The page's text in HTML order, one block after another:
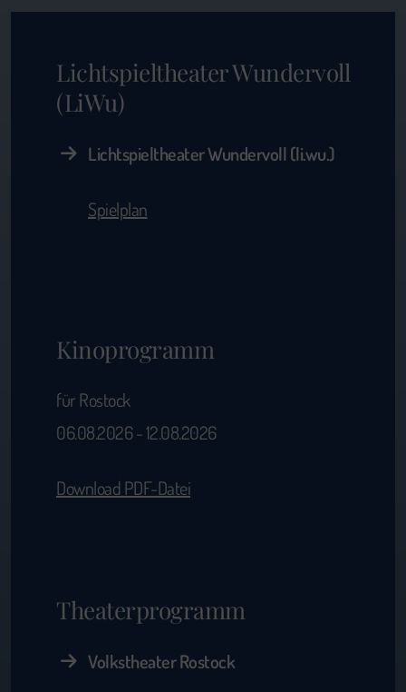
Lichtspieltheater Wundervoll
(LiWu)
Lichtspieltheater Wundervoll (li.wu.)
Spielplan
Kinoprogramm
für Rostock
06.08.2026 - 12.08.2026
Download PDF-Datei
Theaterprogramm
Volkstheater Rostock